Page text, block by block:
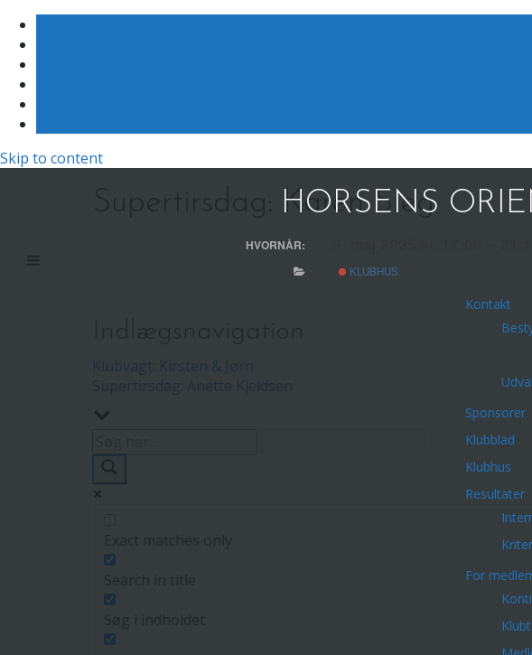
Skip to content
HORSENS
Kontakt
Sponsorer
Klubblad
Klubhus
Resultater
For
Supertirsdag: Karen Sieg
HVORNÅR:
KLUBHUS